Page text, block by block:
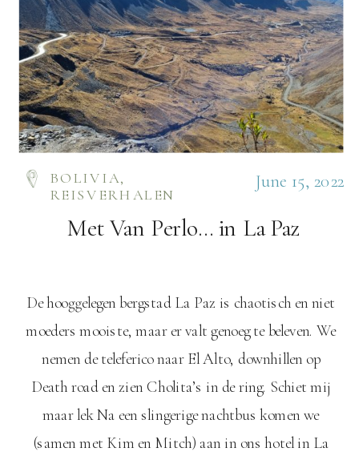
Met Van Perlo… in La Paz
De hooggelegen bergstad La Paz is chaotisch en niet
moeders mooiste, maar er valt genoeg te beleven. We
nemen de teleferico naar El Alto, downhillen op
Death road en zien Cholita’s in de ring. Schiet mij
maar lek Na een slingerige nachtbus komen we
(samen met Kim en Mitch) aan in ons hotel in La
BOLIVIA,
REISVERHALEN
June 15, 2022